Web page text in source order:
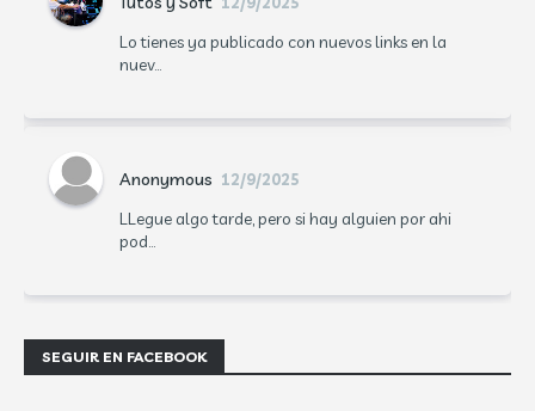
Lo tienes ya publicado con nuevos links en la
nuev...
Anonymous 12/9/2025
LLegue algo tarde, pero si hay alguien por ahi
pod...
SEGUIR EN FACEBOOK